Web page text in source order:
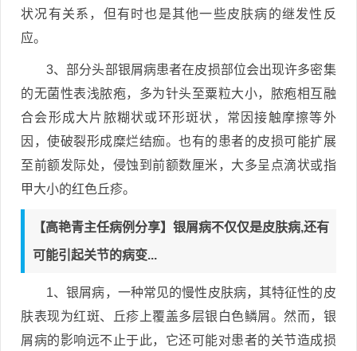
状况有关系，但有时也是其他一些皮肤病的继发性反
应。
3、部分头部银屑病患者在皮损部位会出现许多密集
的无菌性表浅脓疱，多为针头至粟粒大小，脓疱相互融
合会形成大片脓糊状或环形斑状，常因接触摩擦等外
因，使破裂形成糜烂结痂。也有的患者的皮损可能扩展
至前额发际处，侵蚀到前额数厘米，大多呈点滴状或指
甲大小的红色丘疹。
【高艳青主任病例分享】银屑病不仅仅是皮肤病,还有
可能引起关节的病变...
1、银屑病，一种常见的慢性皮肤病，其特征性的皮
肤表现为红斑、丘疹上覆盖多层银白色鳞屑。然而，银
屑病的影响远不止于此，它还可能对患者的关节造成损